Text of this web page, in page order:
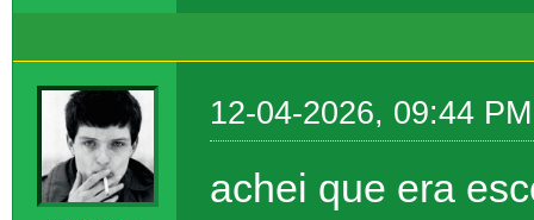
12-04-2026, 09:44 PM
achei que era